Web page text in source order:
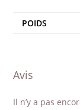
POIDS
Avis
Il n’y a pas